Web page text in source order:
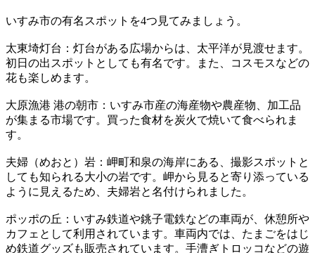
いすみ市の有名スポットを4つ見てみましょう。
太東埼灯台：灯台がある広場からは、太平洋が見渡せます。
初日の出スポットとしても有名です。また、コスモスなどの
花も楽しめます。
大原漁港 港の朝市：いすみ市産の海産物や農産物、加工品
が集まる市場です。買った食材を炭火で焼いて食べられま
す。
夫婦（めおと）岩：岬町和泉の海岸にある、撮影スポットと
しても知られる大小の岩です。岬から見ると寄り添っている
ように見えるため、夫婦岩と名付けられました。
ポッポの丘：いすみ鉄道や銚子電鉄などの車両が、休憩所や
カフェとして利用されています。車両内では、たまごをはじ
め鉄道グッズも販売されています。手漕ぎトロッコなどの遊